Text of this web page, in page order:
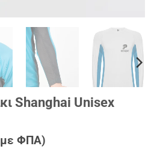
Shanghai Unisex
ΦΠΑ)